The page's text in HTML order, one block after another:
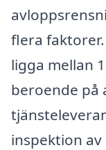
flera
ligga mellan
beroende på
inspektion av